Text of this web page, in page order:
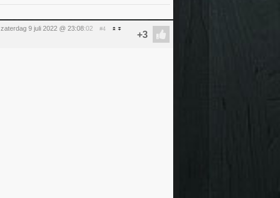
zaterdag 9 juli 2022 @ 23:08:02 #4